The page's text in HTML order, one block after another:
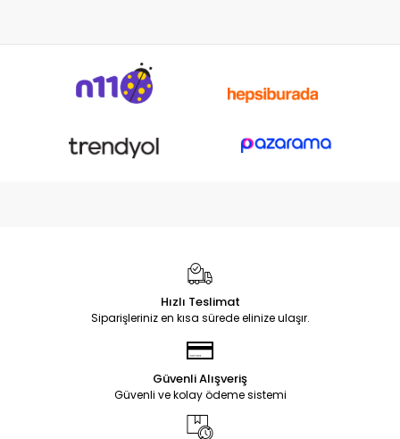
Hızlı Teslimat
Siparişleriniz en kısa sürede elinize ulaşır.
Güvenli Alışveriş
Güvenli ve kolay ödeme sistemi